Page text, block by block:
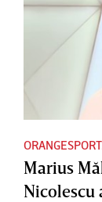
Marius
Nicolescu